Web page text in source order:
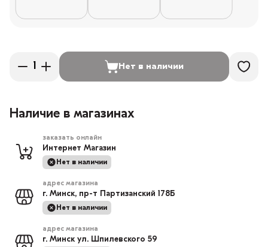
Нет в наличии
Наличие в магазинах
заказать онлайн
Интернет Магазин
Нет в наличии
адрес магазина
г. Минск, пр-т Партизанский 178Б
Нет в наличии
адрес магазина
г. Минск ул. Шпилевского 59